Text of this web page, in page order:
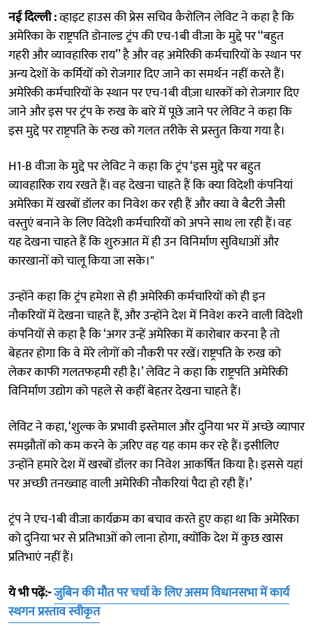
नई दिल्ली :व्हाइट हाउस की प्रेस सचिव कैरोलिन लेविट ने कहा है कि
अमेरिका के राष्ट्रपति डोनाल्ड ट्रंप की एच-1बी वीजा के मुद्दे पर ‘‘बहुत
गहरी और व्यावहारिक राय’’ है और वह अमेरिकी कर्मचारियों के स्थान पर
अन्य देशों के कर्मियों को रोजगार दिए जाने का समर्थन नहीं करते हैं।
अमेरिकी कर्मचारियों के स्थान पर एच-1बी वीज़ा धारकों को रोजगार दिए
जाने और इस पर ट्रंप के रुख के बारे में पूछे जाने पर लेविट ने कहा कि
इस मुद्दे पर राष्ट्रपति के रुख को गलत तरीके से प्रस्तुत किया गया है।
H1-B वीजा के मुद्दे पर लेविट ने कहा कि ट्रंप ‘इस मुद्दे पर बहुत
व्यावहारिक राय रखते हैं। वह देखना चाहते हैं कि क्या विदेशी कंपनियां
अमेरिका में खरबों डॉलर का निवेश कर रही हैं और क्या वे बैटरी जैसी
वस्तुएं बनाने के लिए विदेशी कर्मचारियों को अपने साथ ला रही हैं। वह
यह देखना चाहते हैं कि शुरुआत में ही उन विनिर्माण सुविधाओं और
कारखानों को चालू किया जा सके।"
उन्होंने कहा कि ट्रंप हमेशा से ही अमेरिकी कर्मचारियों को ही इन
नौकरियों में देखना चाहते हैं, और उन्होंने देश में निवेश करने वाली विदेशी
कंपनियों से कहा है कि ‘अगर उन्हें अमेरिका में कारोबार करना है तो
बेहतर होगा कि वे मेरे लोगों को नौकरी पर रखें। राष्ट्रपति के रुख को
लेकर काफी गलतफहमी रही है।’ लेविट ने कहा कि राष्ट्रपति अमेरिकी
विनिर्माण उद्योग को पहले से कहीं बेहतर देखना चाहते हैं।
लेविट ने कहा, ‘शुल्क के प्रभावी इस्तेमाल और दुनिया भर में अच्छे व्यापार
समझौतों को कम करने के ज़रिए वह यह काम कर रहे हैं। इसीलिए
उन्होंने हमारे देश में खरबों डॉलर का निवेश आकर्षित किया है। इससे यहां
पर अच्छी तनख्वाह वाली अमेरिकी नौकरियां पैदा हो रही हैं।’
ट्रंप ने एच-1बी वीजा कार्यक्रम का बचाव करते हुए कहा था कि अमेरिका
को दुनिया भर से प्रतिभाओं को लाना होगा, क्योंकि देश में कुछ खास
प्रतिभाएं नहीं हैं।
ये भी पढ़ें:-जुबिन की मौत पर चर्चा के लिए असम विधानसभा में कार्य
स्थगन प्रस्ताव स्वीकृत